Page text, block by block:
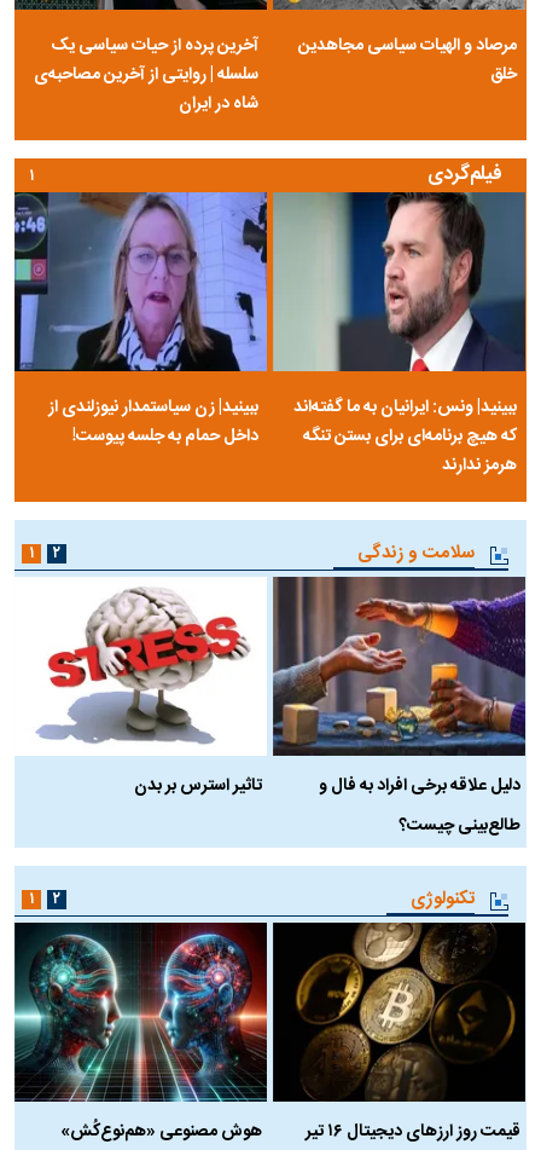
مرصاد و الهیات سیاسی مجاهدین
خلق
آخرین پرده از حیات سیاسی یک
سلسله | روایتی از آخرین مصاحبه‌ی
شاه در ایران
فیلم‌گردی
ببینید| ونس: ایرانیان به ما گفته‌اند
که هیچ برنامه‌ای برای بستن تنگه
هرمز ندارند
ببینید| زن سیاستمدار نیوزلندی از
داخل حمام به جلسه پیوست!
۱
سلامت و زندگی
دلیل علاقه برخی افراد به فال و
طالع‌بینی چیست؟
تاثیر استرس بر بدن
۱ ۲
تکنولوژی
قیمت روز ارز‌های دیجیتال ۱۶ تیر هوش مصنوعی «هم‌نوع‌کُش»
۱ ۲